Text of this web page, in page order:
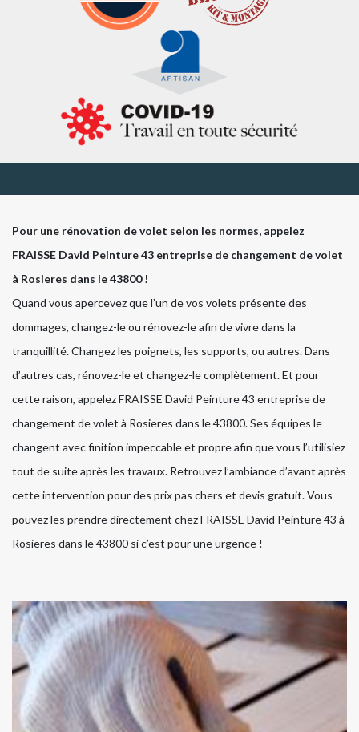
Pour une rénovation de volet selon les normes, appelez
FRAISSE David Peinture 43 entreprise de changement de volet
à Rosieres dans le 43800 !
Quand vous apercevez que l’un de vos volets présente des
dommages, changez-le ou rénovez-le afin de vivre dans la
tranquillité. Changez les poignets, les supports, ou autres. Dans
d’autres cas, rénovez-le et changez-le complètement. Et pour
cette raison, appelez FRAISSE David Peinture 43 entreprise de
changement de volet à Rosieres dans le 43800. Ses équipes le
changent avec finition impeccable et propre afin que vous l’utilisiez
tout de suite après les travaux. Retrouvez l’ambiance d’avant après
cette intervention pour des prix pas chers et devis gratuit. Vous
pouvez les prendre directement chez FRAISSE David Peinture 43 à
Rosieres dans le 43800 si c’est pour une urgence !